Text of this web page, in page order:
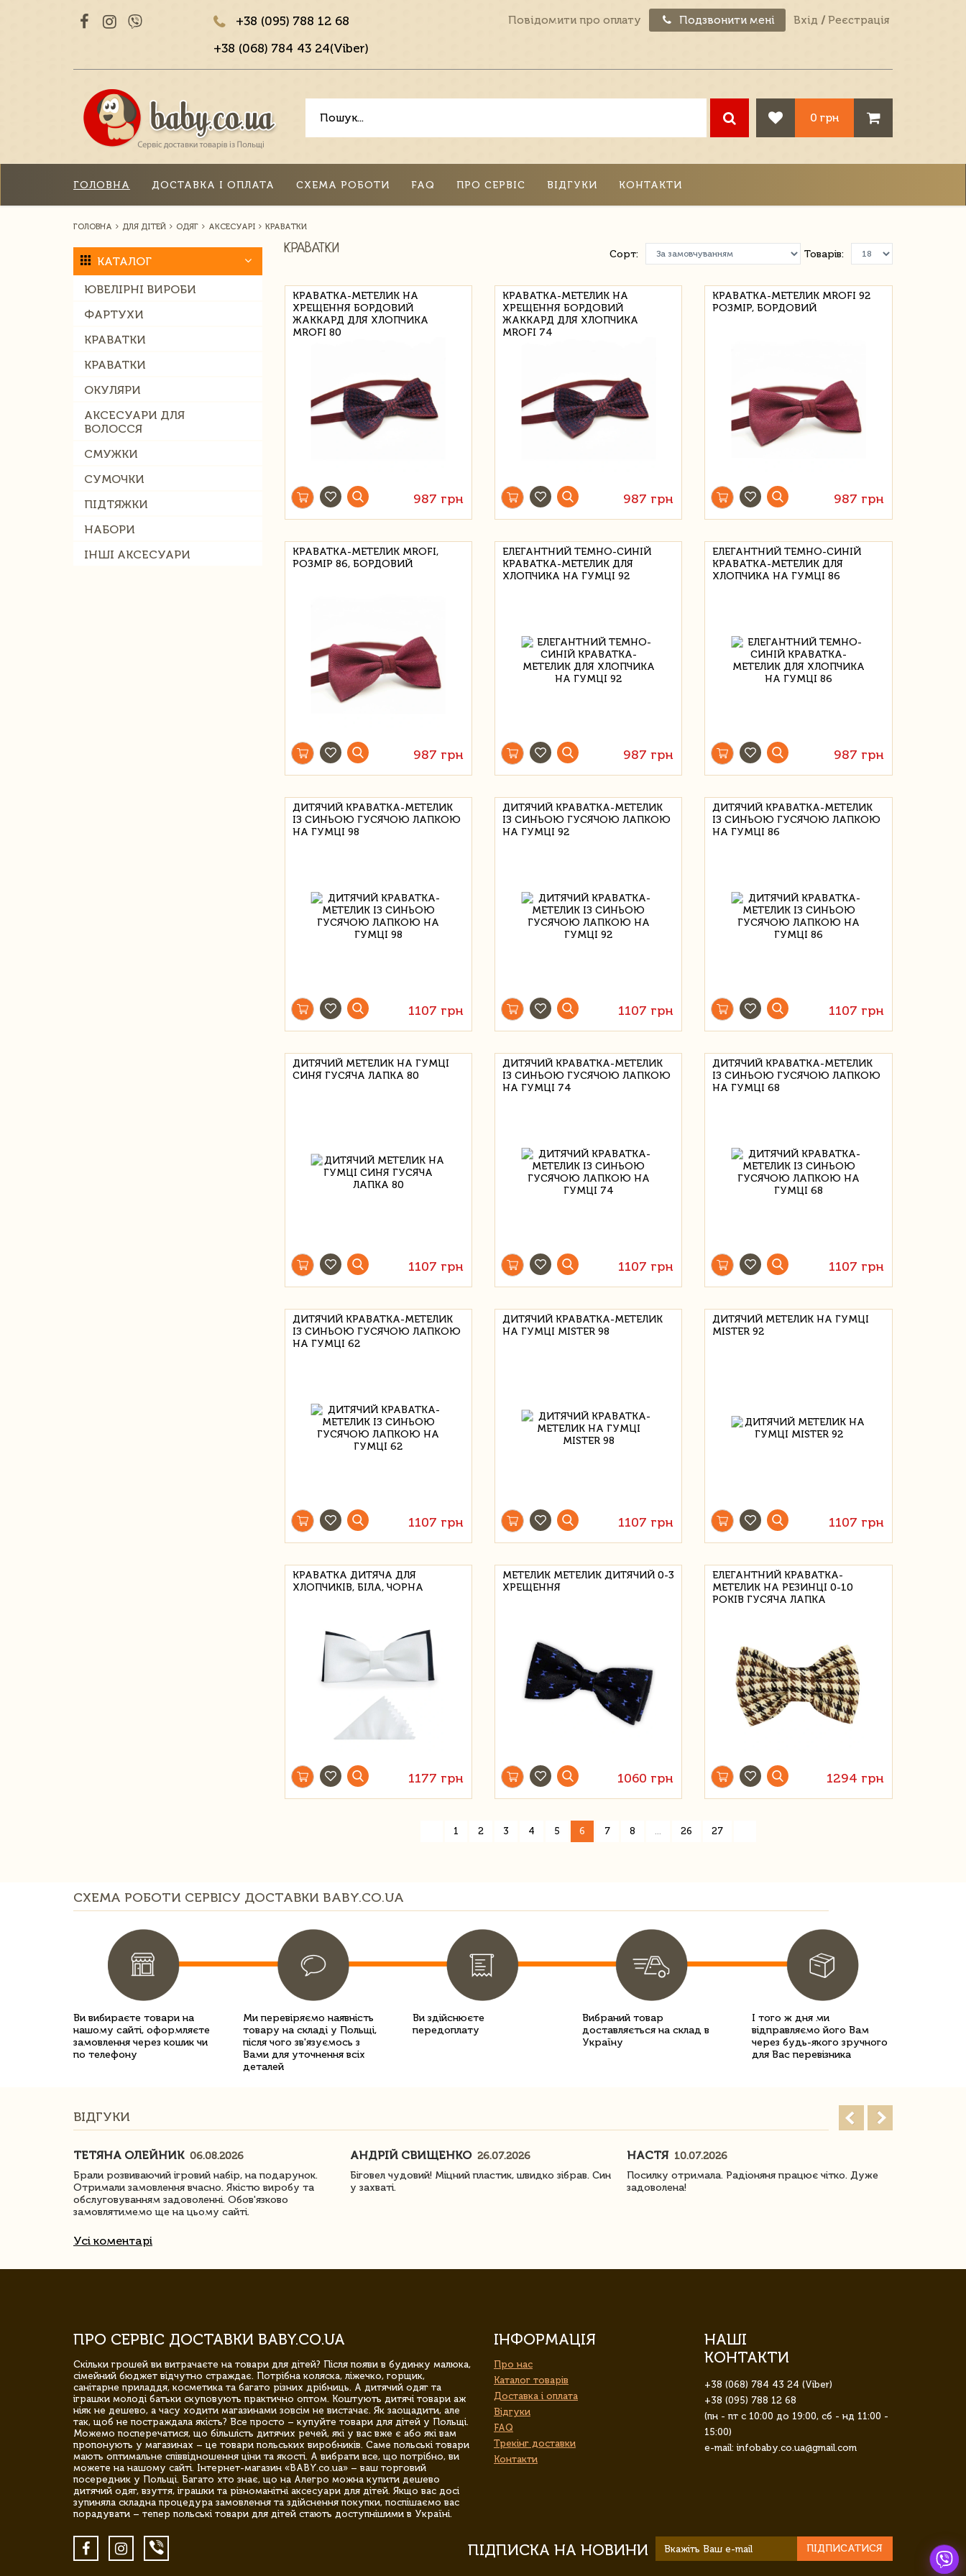
+38 (095) 788 12 68
+38 (068) 784 43 24(Viber)
Повідомити про оплату Подзвонити мені Вхід / Реєстрація
0 грн
ГОЛОВНА ДОСТАВКА І ОПЛАТА СХЕМА РОБОТИ FAQ ПРО СЕРВІС ВІДГУКИ КОНТАКТИ
ГОЛОВНА ДЛЯ ДІТЕЙ ОДЯГ АКСЕСУАРІ КРАВАТКИ
КАТАЛОГ
ЮВЕЛІРНІ ВИРОБИ
ФАРТУХИ
КРАВАТКИ
КРАВАТКИ
ОКУЛЯРИ
АКСЕСУАРИ ДЛЯ
ВОЛОССЯ
СМУЖКИ
СУМОЧКИ
ПІДТЯЖКИ
НАБОРИ
ІНШІ АКСЕСУАРИ
КРАВАТКИ Товарів:
Сорт:
КРАВАТКА-МЕТЕЛИК НА
ХРЕЩЕННЯ БОРДОВИЙ
ЖАККАРД ДЛЯ ХЛОПЧИКА
MROFI 80
987 грн
КРАВАТКА-МЕТЕЛИК НА
ХРЕЩЕННЯ БОРДОВИЙ
ЖАККАРД ДЛЯ ХЛОПЧИКА
MROFI 74
987 грн
КРАВАТКА-МЕТЕЛИК MROFI 92
РОЗМІР, БОРДОВИЙ
987 грн
КРАВАТКА-МЕТЕЛИК MROFI,
РОЗМІР 86, БОРДОВИЙ
987 грн
ЕЛЕГАНТНИЙ ТЕМНО-СИНІЙ
КРАВАТКА-МЕТЕЛИК ДЛЯ
ХЛОПЧИКА НА ГУМЦІ 92
987 грн
ЕЛЕГАНТНИЙ ТЕМНО-СИНІЙ
КРАВАТКА-МЕТЕЛИК ДЛЯ
ХЛОПЧИКА НА ГУМЦІ 86
987 грн
ДИТЯЧИЙ КРАВАТКА-МЕТЕЛИК
ІЗ СИНЬОЮ ГУСЯЧОЮ ЛАПКОЮ
НА ГУМЦІ 98
1107 грн
ДИТЯЧИЙ КРАВАТКА-МЕТЕЛИК
ІЗ СИНЬОЮ ГУСЯЧОЮ ЛАПКОЮ
НА ГУМЦІ 92
1107 грн
ДИТЯЧИЙ КРАВАТКА-МЕТЕЛИК
ІЗ СИНЬОЮ ГУСЯЧОЮ ЛАПКОЮ
НА ГУМЦІ 86
1107 грн
ДИТЯЧИЙ МЕТЕЛИК НА ГУМЦІ
СИНЯ ГУСЯЧА ЛАПКА 80
1107 грн
ДИТЯЧИЙ КРАВАТКА-МЕТЕЛИК
ІЗ СИНЬОЮ ГУСЯЧОЮ ЛАПКОЮ
НА ГУМЦІ 74
1107 грн
ДИТЯЧИЙ КРАВАТКА-МЕТЕЛИК
ІЗ СИНЬОЮ ГУСЯЧОЮ ЛАПКОЮ
НА ГУМЦІ 68
1107 грн
ДИТЯЧИЙ КРАВАТКА-МЕТЕЛИК
ІЗ СИНЬОЮ ГУСЯЧОЮ ЛАПКОЮ
НА ГУМЦІ 62
1107 грн
ДИТЯЧИЙ КРАВАТКА-МЕТЕЛИК
НА ГУМЦІ MISTER 98
1107 грн
ДИТЯЧИЙ МЕТЕЛИК НА ГУМЦІ
MISTER 92
1107 грн
КРАВАТКА ДИТЯЧА ДЛЯ
ХЛОПЧИКІВ, БІЛА, ЧОРНА
1177 грн
МЕТЕЛИК МЕТЕЛИК ДИТЯЧИЙ 0-3
ХРЕЩЕННЯ
1060 грн
ЕЛЕГАНТНИЙ КРАВАТКА-
МЕТЕЛИК НА РЕЗИНЦІ 0-10
РОКІВ ГУСЯЧА ЛАПКА
1294 грн
1 2 3 4 5 6 7 8 ... 26 27
СХЕМА РОБОТИ СЕРВІСУ ДОСТАВКИ BABY.CO.UA
Ви вибираєте товари на
нашому сайті, оформляєте
замовлення через кошик чи
по телефону
Ми перевіряємо наявність
товару на складі у Польщі,
після чого зв'язуємось з
Вами для уточнення всіх
деталей
Ви здійснюєте
передоплату
Вибраний товар
доставляється на склад в
Україну
І того ж дня ми
відправляємо його Вам
через будь-якого зручного
для Вас перевізника
ВІДГУКИ
ТЕТЯНА ОЛЕЙНИК 06.08.2026
Брали розвиваючий ігровий набір, на подарунок.
Отримали замовлення вчасно. Якістю виробу та
обслуговуванням задоволенні. Обов'язково
замовлятимемо ще на цьому сайті.
АНДРІЙ СВИЩЕНКО 26.07.2026
Біговел чудовий! Міцний пластик, швидко зібрав. Син
у захваті.
НАСТЯ 10.07.2026
Посилку отримала. Радіоняня працює чітко. Дуже
задоволена!
Усі коментарі
ПРО СЕРВІС ДОСТАВКИ BABY.CO.UA
Скільки грошей ви витрачаєте на товари для дітей? Після появи в будинку малюка,
сімейний бюджет відчутно страждає. Потрібна коляска, ліжечко, горщик,
санітарне приладдя, косметика та багато різних дрібниць. А дитячий одяг та
іграшки молоді батьки скуповують практично оптом. Коштують дитячі товари аж
ніяк не дешево, а часу ходити магазинами зовсім не вистачає. Як заощадити, але
так, щоб не постраждала якість? Все просто – купуйте товари для дітей у Польщі.
Можемо посперечатися, що більшість дитячих речей, які у вас вже є або які вам
пропонують у магазинах – це товари польських виробників. Саме польські товари
мають оптимальне співвідношення ціни та якості. А вибрати все, що потрібно, ви
можете на нашому сайті. Інтернет-магазин «BABY.co.ua» – ваш торговий
посередник у Польщі. Багато хто знає, що на Алегро можна купити дешево
дитячий одяг, взуття, іграшки та різноманітні аксесуари для дітей. Якщо вас досі
зупиняла складна процедура замовлення та здійснення покупки, поспішаємо вас
порадувати – тепер польські товари для дітей стають доступнішими в Україні.
ІНФОРМАЦІЯ
Про нас
Каталог товарів
Доставка і оплата
Відгуки
FAQ
Трекінг доставки
Контакти
НАШІ
КОНТАКТИ
+38 (068) 784 43 24 (Viber)
+38 (095) 788 12 68
(пн - пт с 10:00 до 19:00, сб - нд 11:00 -
15:00)
e-mail: infobaby.co.ua@gmail.com
ПІДПИСКА НА НОВИНИ ПІДПИСАТИСЯ